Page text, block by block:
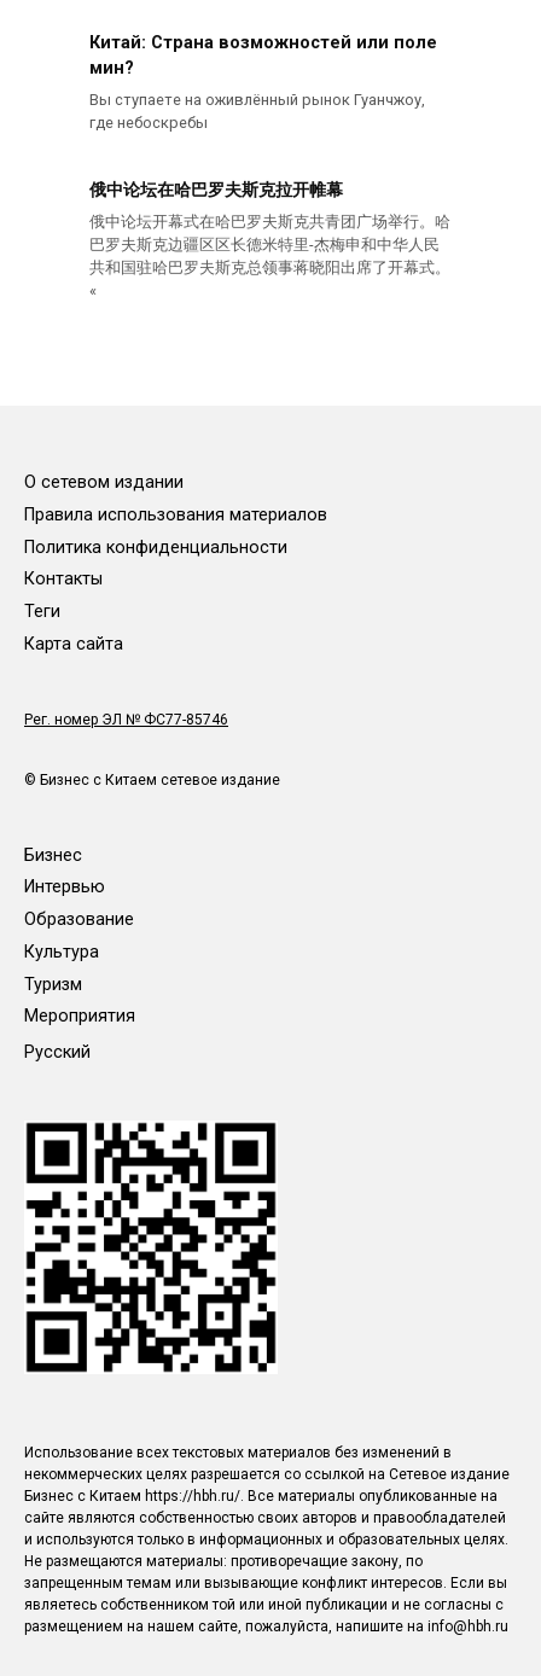
Китай: Страна возможностей или поле
мин?
Вы ступаете на оживлённый рынок Гуанчжоу,
где небоскребы
俄中论坛在哈巴罗夫斯克拉开帷幕
俄中论坛开幕式在哈巴罗夫斯克共青团广场举行。哈
巴罗夫斯克边疆区区长德米特里-杰梅申和中华人民
共和国驻哈巴罗夫斯克总领事蒋晓阳出席了开幕式。
«
О сетевом издании
Правила использования материалов
Политика конфиденциальности
Контакты
Теги
Карта сайта
Рег. номер ЭЛ № ФС77-85746
© Бизнес с Китаем сетевое издание
Бизнес
Интервью
Образование
Культура
Туризм
Мероприятия
Русский
Использование всех текстовых материалов без изменений в
некоммерческих целях разрешается со ссылкой на Сетевое издание
Бизнес с Китаем https://hbh.ru/. Все материалы опубликованные на
сайте являются собственностью своих авторов и правообладателей
и используются только в информационных и образовательных целях.
Не размещаются материалы: противоречащие закону, по
запрещенным темам или вызывающие конфликт интересов. Если вы
являетесь собственником той или иной публикации и не согласны с
размещением на нашем сайте, пожалуйста, напишите на info@hbh.ru